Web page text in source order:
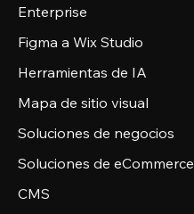
Enterprise
Figma a Wix Studio
Herramientas de IA
Mapa de sitio visual
Soluciones de negocios
Soluciones de eCommerce
CMS